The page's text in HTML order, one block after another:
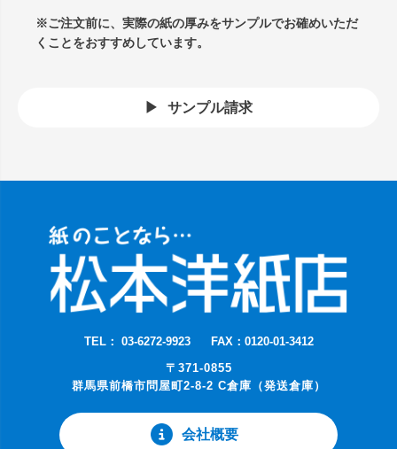
※ご注文前に、実際の紙の厚みをサンプルでお確めいただ
くことをおすすめしています。
サンプル請求
TEL： 03-6272-9923
FAX：0120-01-3412
〒371-0855
群馬県前橋市問屋町2-8-2 C倉庫（発送倉庫）
会社概要